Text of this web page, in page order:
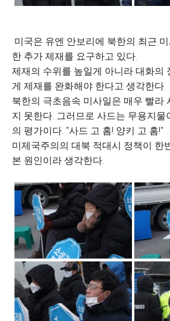
미국은 유엔 안보리에 북한의 최근
한 추가 제재를 요구하고 있다.
제재의 수위를 높일게 아니라 대화의
게 제재를 완화해야 한다고 생각한다.
북한의 극초음속 미사일은 매우 빨라
지 못한다. 그러므로 사드는 무용지물
의 평가이다. "사드 고 홈! 양키 고 홈!"
미제국주의의 대북 적대시 정책이 한
본 원인이라 생각한다.